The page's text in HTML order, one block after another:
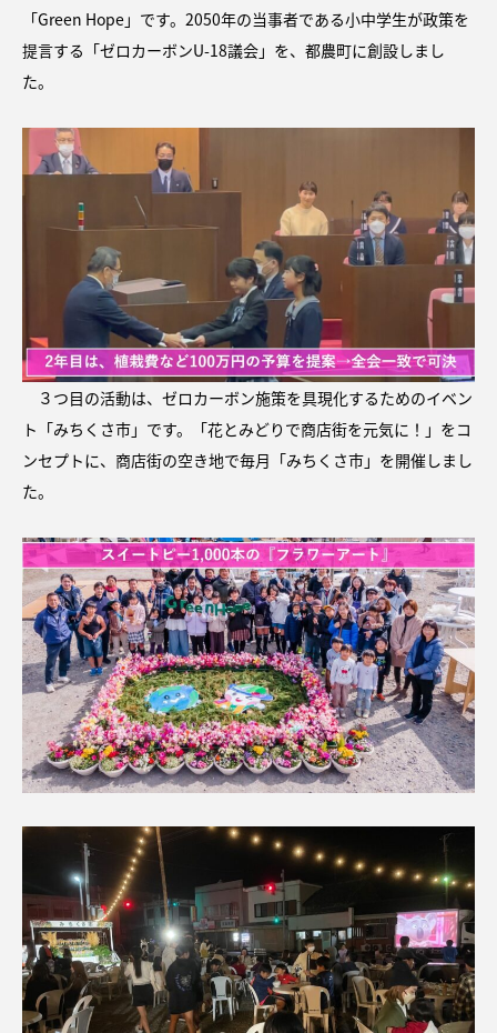
「Green Hope」です。2050年の当事者である小中学生が政策を
提言する「ゼロカーボンU-18議会」を、都農町に創設しまし
た。
３つ目の活動は、ゼロカーボン施策を具現化するためのイベン
ト「みちくさ市」です。「花とみどりで商店街を元気に！」をコ
ンセプトに、商店街の空き地で毎月「みちくさ市」を開催しまし
た。